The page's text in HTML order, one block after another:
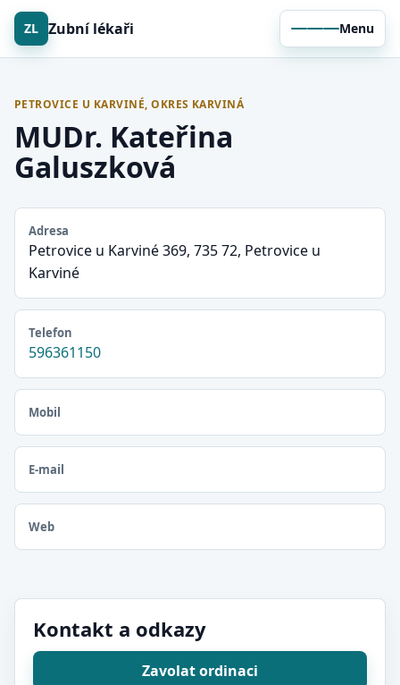
ZL Zubní lékaři Menu
PETROVICE U KARVINÉ, OKRES KARVINÁ
MUDr. Kateřina
Galuszková
Adresa
Petrovice u Karviné 369, 735 72, Petrovice u
Karviné
Telefon
596361150
Mobil
E-mail
Web
Kontakt a odkazy
Zavolat ordinaci